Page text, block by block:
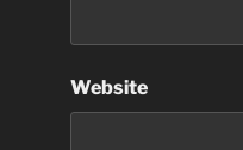
Website